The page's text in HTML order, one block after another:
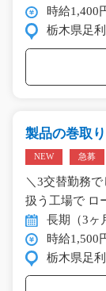
時給1,400
栃木県足
製品の巻取
NEW 急募
＼3交替勤務
扱う工場で ロ
長期（3ヶ
時給1,500
栃木県足